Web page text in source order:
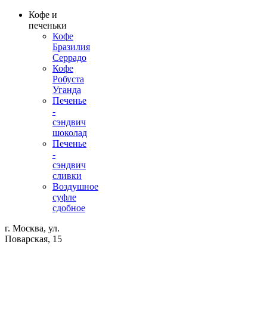
Кофе и
печеньки
Кофе
Бразилия
Серрадо
Кофе
Робуста
Уганда
Печенье
-
сэндвич
шоколад
Печенье
-
сэндвич
сливки
Воздушное
суфле
сдобное
г. Москва, ул.
Поварская, 15